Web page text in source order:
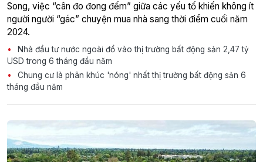
Song, việc “cân đo đong đếm” giữa các yếu tố khiến không ít
người người “gác” chuyện mua nhà sang thời điểm cuối năm
2024.
Nhà đầu tư nước ngoài đổ vào thị trường bất động sản 2,47 tỷ
USD trong 6 tháng đầu năm
Chung cư là phân khúc 'nóng' nhất thị trường bất động sản 6
tháng đầu năm